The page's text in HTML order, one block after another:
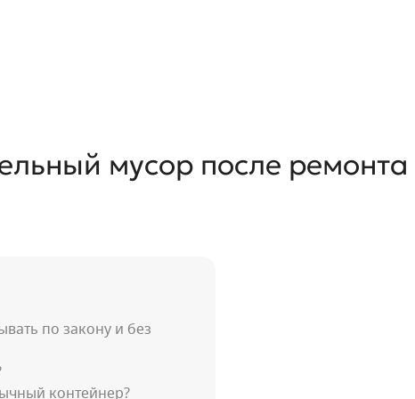
после ремонта в квартире
мусор после ремонта
по закону и без
контейнер?